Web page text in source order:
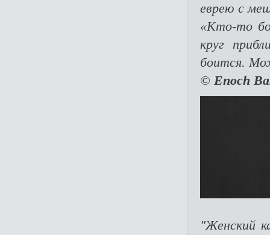
еврею с
«Кто-то
круг
боится.
© Enoch
"Женский